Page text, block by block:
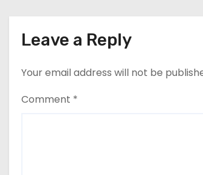
Leave a Reply
Your email address will not be
Comment *